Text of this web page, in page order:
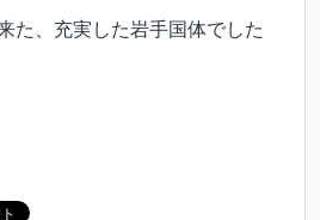
た、充実した岩手国体でした